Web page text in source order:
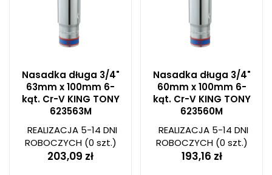
Nasadka długa 3/4"
63mm x 100mm 6-
kąt. Cr-V KING TONY
623563M
REALIZACJA 5-14 DNI
ROBOCZYCH(0 szt.)
203,09 zł
Nasadka długa 3/4"
60mm x 100mm 6-
kąt. Cr-V KING TONY
623560M
REALIZACJA 5-14 DNI
ROBOCZYCH(0 szt.)
193,16 zł